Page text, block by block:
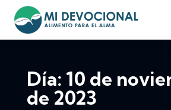
Día: 10 de
de 2023